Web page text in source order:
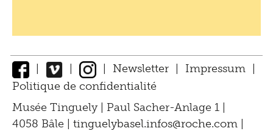
Nous utilisons des cookies (fournis par des
services tiers) afin de collecter et d'analyser les
données. Veuillez trouvez ici notrepolitique
de confidentialité.
Ok
Newsletter Impressum
Politique de confidentialité
Musée Tinguely | Paul Sacher-Anlage 1 |
4058 Bâle | tinguelybasel.infos@roche.com |